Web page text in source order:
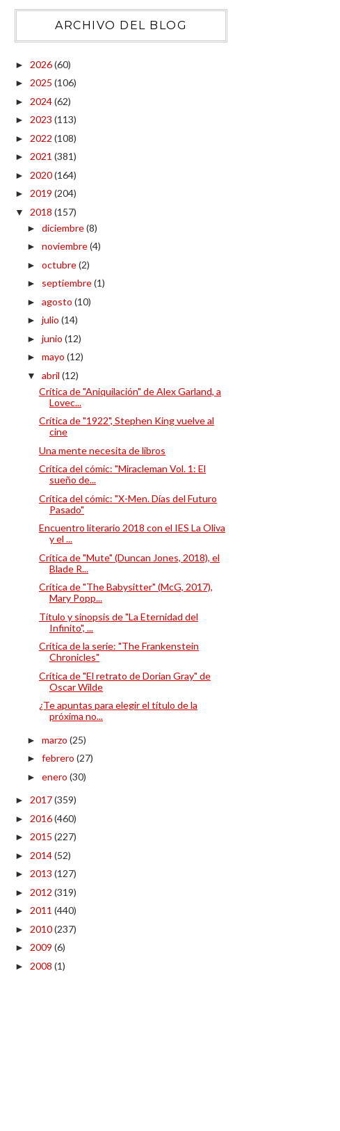
ARCHIVO DEL BLOG
► 2026(60)
► 2025 (106)
► 2024(62)
► 2023 (113)
► 2022 (108)
► 2021 (381)
► 2020(164)
► 2019 (204)
▼ 2018 (157)
► diciembre(8)
► noviembre(4)
► octubre(2)
► septiembre(1)
► agosto (10)
► julio (14)
► junio (12)
► mayo (12)
▼ abril (12)
Crítica de "Aniquilación" de Alex Garland, a
Lovec...
Crítica de "1922", Stephen King vuelve al
cine
Una mente necesita de libros
Crítica del cómic: "Miracleman Vol. 1: El
sueño de...
Crítica del cómic: "X-Men. Días del Futuro
Pasado"
Encuentro literario 2018 con el IES La Oliva
y el ...
Crítica de "Mute" (Duncan Jones, 2018), el
Blade R...
Crítica de "The Babysitter" (McG, 2017),
Mary Popp...
Título y sinopsis de "La Eternidad del
Infinito", ...
Crítica de la serie: "The Frankenstein
Chronicles"
Crítica de "El retrato de Dorian Gray" de
Oscar Wilde
¿Te apuntas para elegir el título de la
próxima no...
► marzo (25)
► febrero (27)
► enero (30)
► 2017(359)
► 2016(460)
► 2015 (227)
► 2014(52)
► 2013 (127)
► 2012 (319)
► 2011 (440)
► 2010(237)
► 2009 (6)
► 2008 (1)